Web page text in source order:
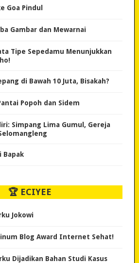
Goa Pindul
Gambar dan Mewarnai
Tipe Sepedamu Menunjukkan
di Bawah 10 Juta, Bisakah?
Popoh dan Sidem
Simpang Lima Gumul, Gereja
Bapak
🏆 ECIYEE
Jokowi
Blog Award Internet Sehat!
Dijadikan Bahan Studi Kasus